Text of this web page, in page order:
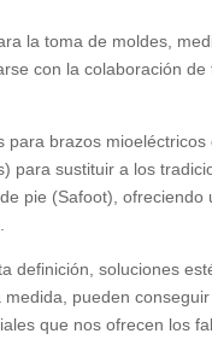
la toma de moldes,
con la colaboración de
brazos mioeléctricos
para sustituir a los
pie (Safoot), ofreciendo
definición, soluciones
pueden
que nos ofrecen los